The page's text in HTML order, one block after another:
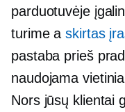
parduotuvėje
turime askirtas
pastaba prieš
naudojama
Nors jūsų klientai